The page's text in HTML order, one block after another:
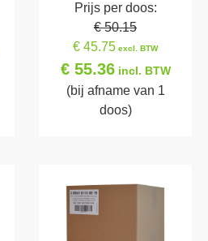
Prijs per doos:
€ 50.15
€ 45.75 excl. BTW
€ 55.36incl. BTW
(bij afname van 1
doos)